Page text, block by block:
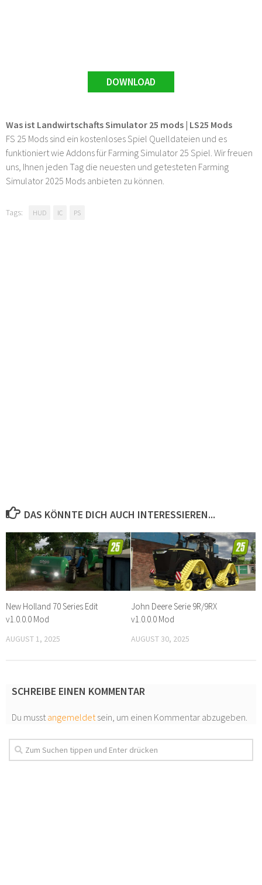
DOWNLOAD
Was ist Landwirtschafts Simulator 25 mods | LS25 Mods
FS 25 Mods sind ein kostenloses Spiel Quelldateien und es
funktioniert wie Addons für Farming Simulator 25 Spiel. Wir freuen
uns, Ihnen jeden Tag die neuesten und getesteten Farming
Simulator 2025 Mods anbieten zu können.
Tags: HUD IC PS
DAS KÖNNTE DICH AUCH INTERESSIEREN...
New Holland 70 Series Edit
v1.0.0.0 Mod
AUGUST 1, 2025
John Deere Serie 9R/9RX
v1.0.0.0 Mod
AUGUST 30, 2025
SCHREIBE EINEN KOMMENTAR
Du musstangemeldetsein, um einen Kommentar abzugeben.